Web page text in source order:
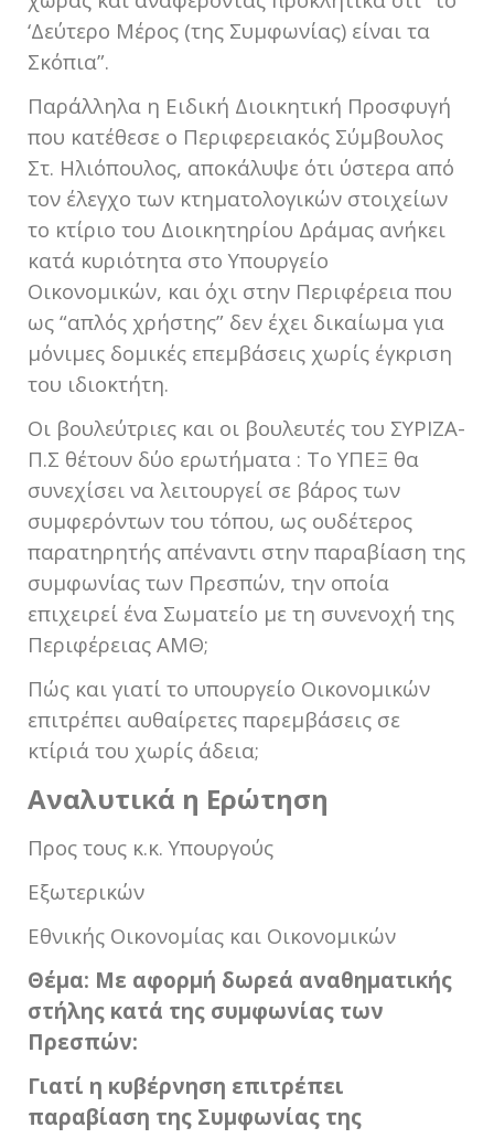
‘Δεύτερο Μέρος (της Συμφωνίας) είναι τα
Σκόπια”.
Παράλληλα η Ειδική Διοικητική Προσφυγή
που κατέθεσε ο Περιφερειακός Σύμβουλος
Στ. Ηλιόπουλος, αποκάλυψε ότι ύστερα από
τον έλεγχο των κτηματολογικών στοιχείων
το κτίριο του Διοικητηρίου Δράμας ανήκει
κατά κυριότητα στο Υπουργείο
Οικονομικών, και όχι στην Περιφέρεια που
ως “απλός χρήστης” δεν έχει δικαίωμα για
μόνιμες δομικές επεμβάσεις χωρίς έγκριση
του ιδιοκτήτη.
Οι βουλεύτριες και οι βουλευτές του ΣΥΡΙΖΑ-
Π.Σ θέτουν δύο ερωτήματα : Το ΥΠΕΞ θα
συνεχίσει να λειτουργεί σε βάρος των
συμφερόντων του τόπου, ως ουδέτερος
παρατηρητής απέναντι στην παραβίαση της
συμφωνίας των Πρεσπών, την οποία
επιχειρεί ένα Σωματείο με τη συνενοχή της
Περιφέρειας ΑΜΘ;
Πώς και γιατί το υπουργείο Οικονομικών
επιτρέπει αυθαίρετες παρεμβάσεις σε
κτίριά του χωρίς άδεια;
Αναλυτικά η Ερώτηση
Προς τoυς κ.κ. Υπουργούς
Εξωτερικών
Εθνικής Οικονομίας και Οικονομικών
Θέμα: Με αφορμή δωρεά αναθηματικής
στήλης κατά της συμφωνίας των
Πρεσπών:
Γιατί η κυβέρνηση επιτρέπει
παραβίαση της Συμφωνίας της